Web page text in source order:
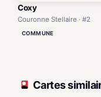
Coxy
Couronne Stellaire · #2
COMMUNE
Cartes